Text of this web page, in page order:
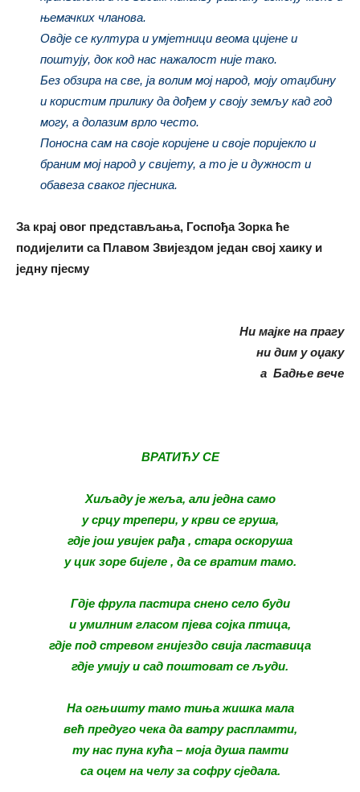
њемачких чланова.
Овдје се култура и умјетници веома цијене и
поштују, док код нас нажалост није тако.
Без обзира на све, ја волим мој народ, моју отаџбину
и користим прилику да дођем у своју земљу кад год
могу, а долазим врло често.
Поносна сам на своје коријене и своје поријекло и
браним мој народ у свијету, а то је и дужност и
обавеза сваког пјесника.
За крај овог представљања, Госпођа Зорка ће
подијелити са Плавом Звијездом један свој хаику и
једну пјесму
Ни мајке на прагу
ни дим у оџаку
а Бадње вече
ВРАТИЋУ СЕ
Хиљаду је жеља, али једна само
у срцу трепери, у крви се груша,
гдје још увијек рађа , стара оскоруша
у цик зоре бијеле , да се вратим тамо.
Гдје фрула пастира снено село буди
и умилним гласом пјева сојка птица,
гдје под стревом гнијездо свија ластавица
гдје умију и сад поштоват се људи.
На огњишту тамо тиња жишка мала
већ предуго чека да ватру распламти,
ту нас пуна кућа – моја душа памти
са оцем на челу за софру сједала.